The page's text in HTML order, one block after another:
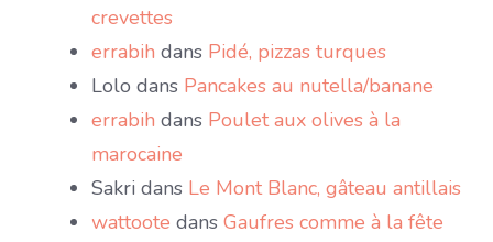
crevettes
errabih dans Pidé, pizzas turques
Lolo dans Pancakes au nutella/banane
errabih dans Poulet aux olives à la
marocaine
Sakri dans Le Mont Blanc, gâteau antillais
wattoote dans Gaufres comme à la fête